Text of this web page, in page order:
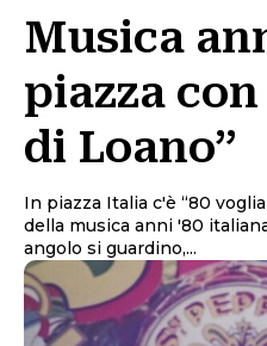
Musica
piazza
di Loano”
In piazza Italia c'è “80
della musica anni '80 italiana (e non
angolo si guardino,...